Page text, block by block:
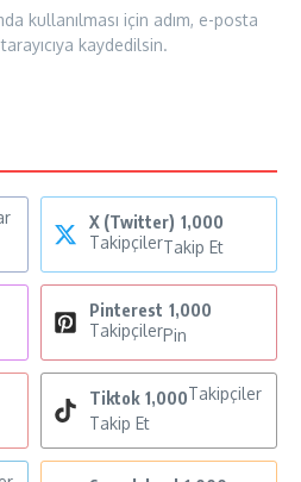
kullanılması için adım, e-posta
kaydedilsin.
X (Twitter) 1,000
TakipçilerTakip Et
Pinterest 1,000
TakipçilerPin
Tiktok 1,000Takipçiler
Takip Et